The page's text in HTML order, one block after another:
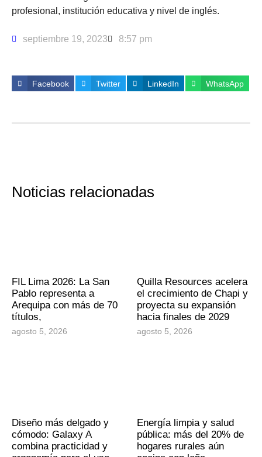
profesional, institución educativa y nivel de inglés.
septiembre 19, 2023 8:57 pm
Facebook Twitter LinkedIn WhatsApp
Noticias relacionadas
FIL Lima 2026: La San
Pablo representa a
Arequipa con más de 70
títulos,
agosto 5, 2026
Quilla Resources acelera
el crecimiento de Chapi y
proyecta su expansión
hacia finales de 2029
agosto 5, 2026
Diseño más delgado y
cómodo: Galaxy A
combina practicidad y
Energía limpia y salud
pública: más del 20% de
hogares rurales aún